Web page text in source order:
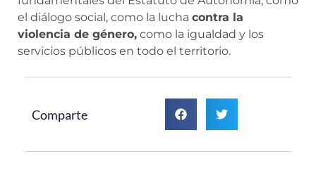
el diálogo social, como la lucha contra la
violencia de género, como la igualdad y los
servicios públicos en todo el territorio.
Comparte